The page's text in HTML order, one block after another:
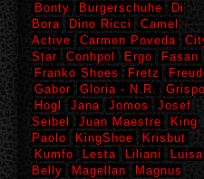
Bonty
Burgerschuhe
Di
Bora
Dino Ricci
Camel
Active
Carmen Poveda
Star
Conhpol Ergo
Fasan
Franko Shoes
Fretz
Gabor
Gloria - N.R.
Hogl
Jana Jomos
Josef
Seibel
Juan Maestre
King
Paolo
KingShoe
Krisbut
Kumfo
Lesta Liliani
Luisa
Belly
Magellan
Magnus